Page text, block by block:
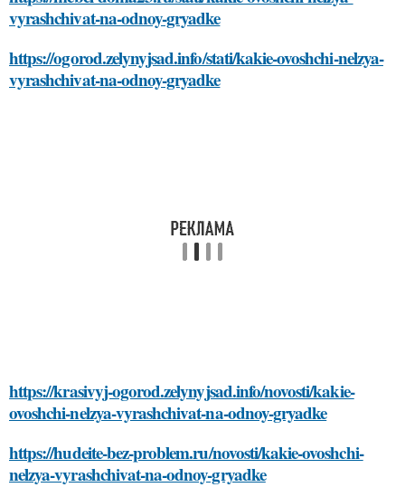
vyrashchivat-na-odnoy-gryadke
https://ogorod.zelynyjsad.info/stati/kakie-ovoshchi-nelzya-
vyrashchivat-na-odnoy-gryadke
https://krasivyj-ogorod.zelynyjsad.info/novosti/kakie-
ovoshchi-nelzya-vyrashchivat-na-odnoy-gryadke
https://hudeite-bez-problem.ru/novosti/kakie-ovoshchi-
nelzya-vyrashchivat-na-odnoy-gryadke